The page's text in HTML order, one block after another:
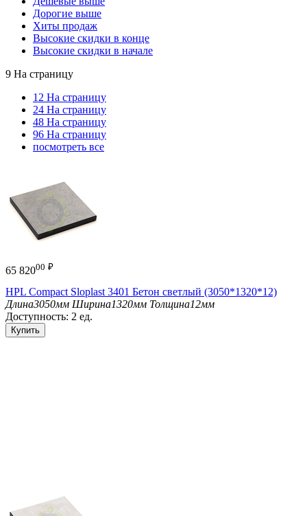
Дорогие выше
Хиты продаж
Высокие скидки в конце
Высокие скидки в начале
9 На страницу
12 На страницу
24 На страницу
48 На страницу
96 На страницу
посмотреть все
65 82000 ₽
HPL Compact Sloplast 3401 Бетон светлый (3050*1320*12)
Длина3050мм Ширина1320мм Толщина12мм
Доступность: 2 ед.
Купить